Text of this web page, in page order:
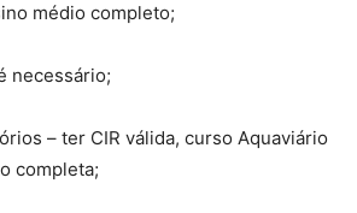
médio completo;
necessário;
– ter CIR válida, curso Aquaviário
completa;